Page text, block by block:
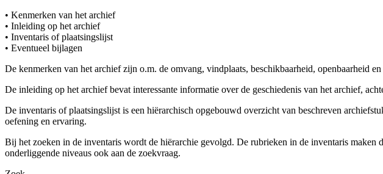
• Kenmerken van het archief
• Inleiding op het archief
• Inventaris of plaatsingslijst
• Eventueel bijlagen
De kenmerken van het archief zijn o.m. de omvang, vindplaats, beschikbaarheid, openbaarheid en
De inleiding op het archief bevat interessante informatie over de geschiedenis van het archief,
De inventaris of plaatsingslijst is een hiërarchisch opgebouwd overzicht van beschreven
oefening en ervaring.
Bij het zoeken in de inventaris wordt de hiërarchie gevolgd. De rubrieken in de inventaris
onderliggende niveaus ook aan de zoekvraag.